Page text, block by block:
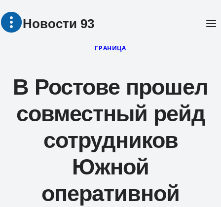
Перейти
Новости 93
ГРАНИЦА
В Ростове прошел
совместный рейд
сотрудников
Южной
оперативной